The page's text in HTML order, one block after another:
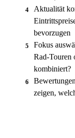
4
Aktualität
bevorzugen
5
Fokus
Rad-Touren
kombiniert?
6
zeigen,